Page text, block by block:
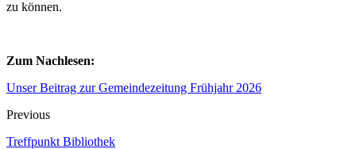
zu können.
Zum Nachlesen:
Unser Beitrag zur Gemeindezeitung Frühjahr 2026
Previous
Treffpunkt Bibliothek